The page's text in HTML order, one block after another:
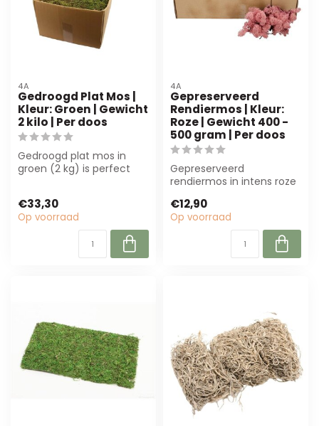
4A
Gedroogd Plat Mos |
Kleur: Groen | Gewicht
2 kilo | Per doos
Gedroogd plat mos in
groen (2 kg) is perfect
€33,30
Op voorraad
4A
Gepreserveerd
Rendiermos | Kleur:
Roze | Gewicht 400 -
500 gram | Per doos
Gepreserveerd
rendiermos in intens roze
voor decoratie en ...
€12,90
Op voorraad